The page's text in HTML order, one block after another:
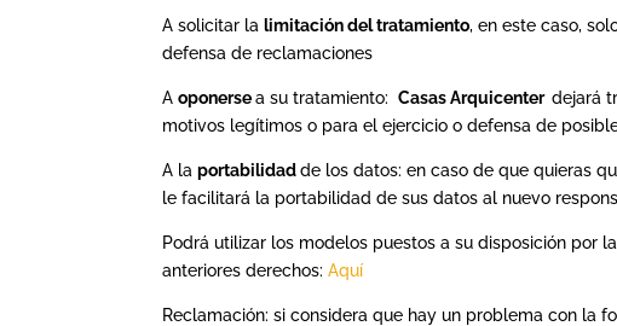
A solicitar la limitación del tratamiento, en este caso,
defensa de reclamaciones
Aoponersea su tratamiento:Casas Arquicenterdejará
motivos legítimos o para el ejercicio o defensa de
A laportabilidadde los datos: en caso de que quieras
le facilitará la portabilidad de sus datos al nuevo
Podrá utilizar los modelos puestos a su disposición por
anteriores derechos: Aquí
Reclamación: si considera que hay un problema con la